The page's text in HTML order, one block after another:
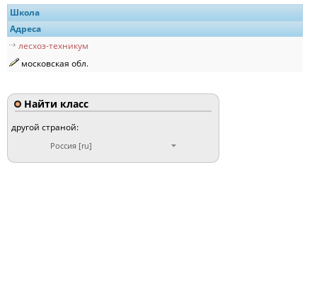
Школа
Адреса
лесхоз-техникум
московская обл.
Найти класс
другой страной:
Россия [ru]